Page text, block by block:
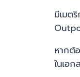
มีเมต
หากต้
ในเอ